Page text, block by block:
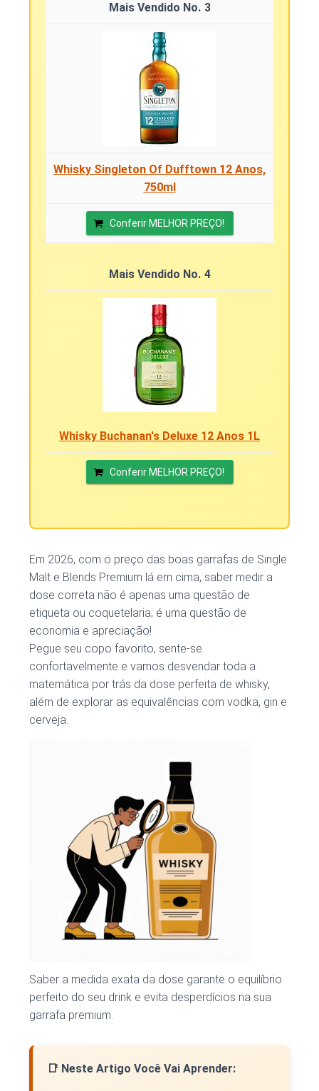
3
Whisky Singleton Of Dufftown 12 Anos,
750ml
Conferir MELHOR PREÇO!
4
Whisky Buchanan's Deluxe 12 Anos 1L
Conferir MELHOR PREÇO!
Em 2026, com o preço das boas garrafas de Single
Malt e Blends Premium lá em cima, saber medir a
dose correta não é apenas uma questão de
etiqueta ou coquetelaria; é uma questão de
economia e apreciação!
Pegue seu copo favorito, sente-se
confortavelmente e vamos desvendar toda a
matemática por trás da dose perfeita de whisky,
além de explorar as equivalências com vodka, gin e
cerveja.
Saber a medida exata da dose garante o equilíbrio
perfeito do seu drink e evita desperdícios na sua
garrafa premium.
📑 Neste Artigo Você Vai Aprender: